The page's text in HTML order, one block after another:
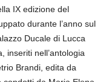
IX edizione del
durante l’anno sul
Ducale di Lucca
inseriti nell’antologia
Brandi, edita da